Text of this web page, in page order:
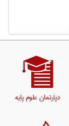
دپارتمان علوم پایه